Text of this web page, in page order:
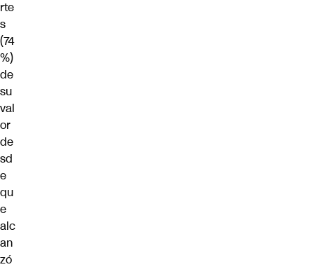
rte
s
(74
%)
de
su
val
or
de
sd
e
qu
e
alc
an
zó